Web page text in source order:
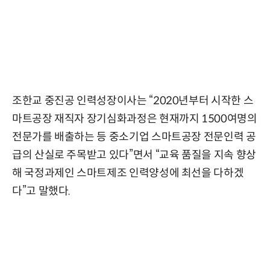
조한교 중진공 인력성장이사는 “2020년부터 시작한 스
마트공장 재직자 장기심화과정은 현재까지 1500여명의
전문가를 배출하는 등 중소기업 스마트공장 전문인력 공
급의 산실로 주목받고 있다”면서 “교육 품질을 지속 향상
해 국정과제인 스마트제조 인력양성에 최선을 다하겠
다”고 말했다.